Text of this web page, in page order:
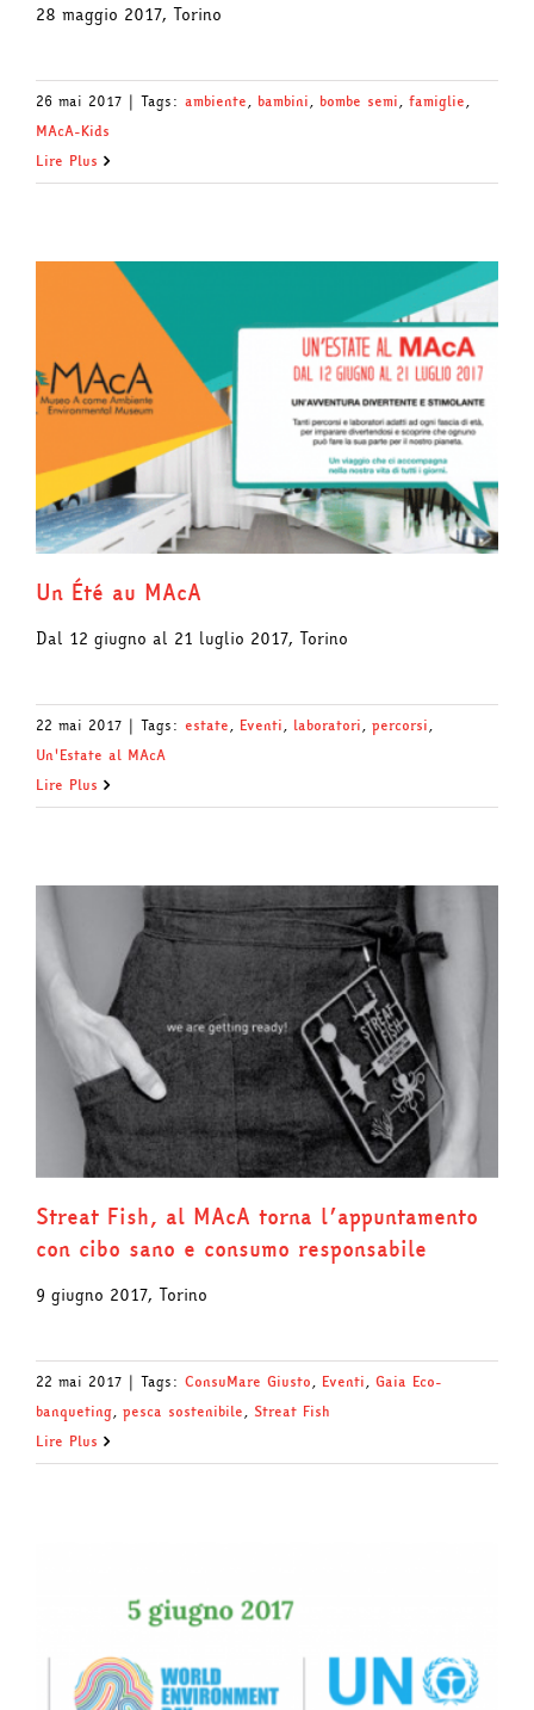
28 maggio 2017, Torino
26 mai 2017 | Tags: ambiente, bambini, bombe semi, famiglie,
MAcA-Kids
Lire Plus
Un Été au MAcA
Dal 12 giugno al 21 luglio 2017, Torino
22 mai 2017 | Tags: estate, Eventi, laboratori, percorsi,
Un'Estate al MAcA
Lire Plus
Streat Fish, al MAcA torna l’appuntamento
con cibo sano e consumo responsabile
9 giugno 2017, Torino
22 mai 2017 | Tags: ConsuMare Giusto, Eventi, Gaia Eco-
banqueting, pesca sostenibile, Streat Fish
Lire Plus